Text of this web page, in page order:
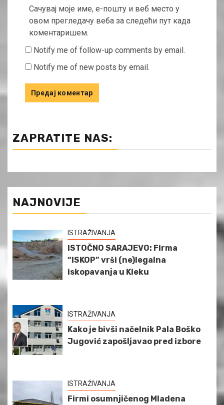
Сачувај моје име, е-пошту и веб место у
овом прегледачу веба за следећи пут када
коментаришем.
Notify me of follow-up comments by email.
Notify me of new posts by email.
ZAPRATITE NAS:
NAJNOVIJE
ISTRAŽIVANJA
ISTOČNO SARAJEVO: Firma
“ISKOP” vrši (ne)legalna
iskopavanja u Kleku
ISTRAŽIVANJA
Kako je bivši načelnik Pala Boško
Jugović zapošljavao pred izbore
ISTRAŽIVANJA
Firmi osumnjičenog Mladena